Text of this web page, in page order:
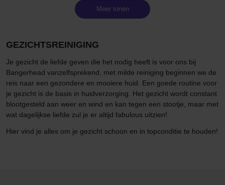
Meer tonen
GEZICHTSREINIGING
Je gezicht de liefde geven die het nodig heeft is voor ons bij
Bangerhead vanzelfsprekend, met milde reiniging beginnen we de
reis naar een gezondere en mooiere huid. Een goede routine voor
je gezicht is de basis in huidverzorging. Het gezicht wordt constant
blootgesteld aan weer en wind en kan tegen een stootje, maar met
wat dagelijkse liefde zul je er altijd fabulous uitzien!
Hier vind je alles om je gezicht schoon en in topconditie te houden!